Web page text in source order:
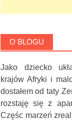
O BLOGU
Jako dziecko
krajów Afryki i
dostałem od taty
rozstaję się z
Częśc marzeń